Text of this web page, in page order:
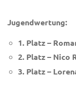
Jugendwertung:
1. Platz –
2. Platz – Nico
3. Platz –